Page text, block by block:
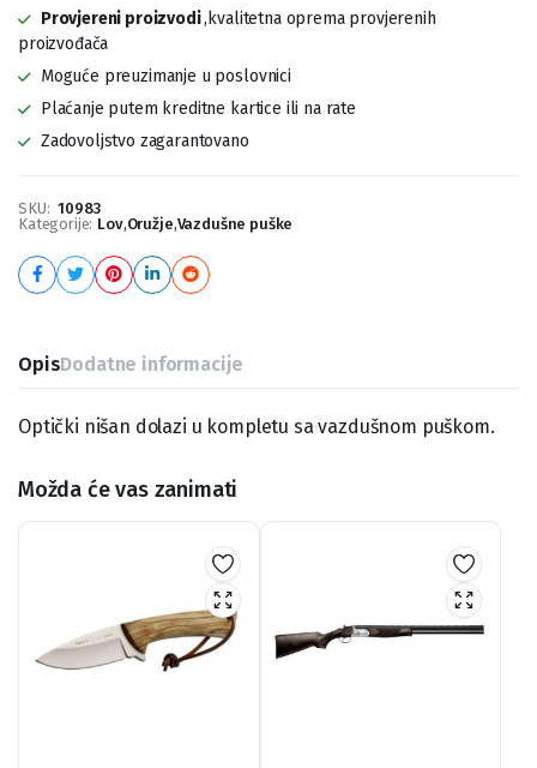
Provjereni proizvodi,kvalitetna oprema provjerenih
proizvođača
Moguće preuzimanje u poslovnici
Plaćanje putem kreditne kartice ili na rate
Zadovoljstvo zagarantovano
SKU: 10983
Kategorije: Lov,Oružje,Vazdušne puške
OpisDodatne informacije
Optički nišan dolazi u kompletu sa vazdušnom puškom.
Možda će vas zanimati